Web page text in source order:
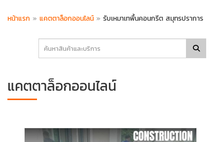
หน้าแรก » แคตตาล็อกออนไลน์ » รับเหมาเทพื้นคอนกรีต สมุทรปราการ
แคตตาล็อกออนไลน์